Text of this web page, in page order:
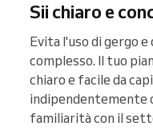
Sii chiaro e
Evita l'uso di gergo
complesso. Il tuo
chiaro e facile da
indipendentemente
familiarità con il